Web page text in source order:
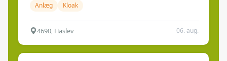
Anlæg Kloak
4690, Haslev 06. aug.